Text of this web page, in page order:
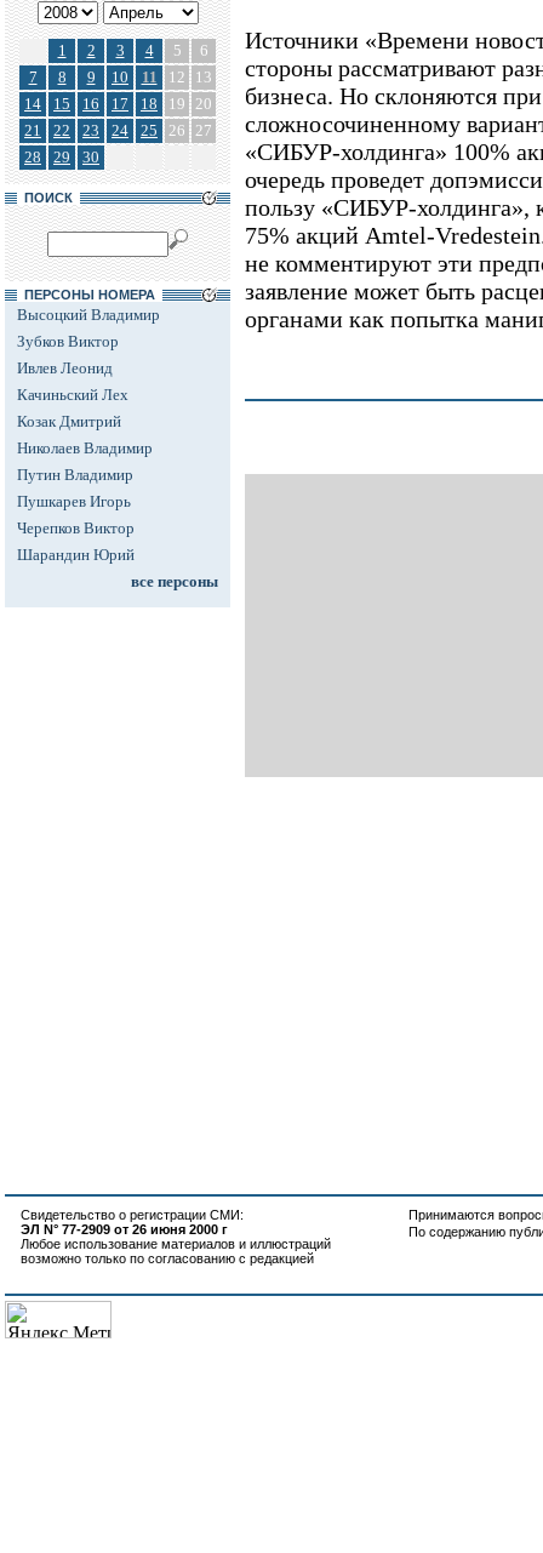
1 2 3 4 5
6
7
8 9 10 11 12
13
14
15 16 17 18 19 20
21
22 23 24 25 26 27
28
29 30
ПОИСК
ПЕРСОНЫ НОМЕРА
Высоцкий Владимир
Зубков Виктор
Ивлев Леонид
Качиньский Лех
Козак Дмитрий
Николаев Владимир
Путин Владимир
Пушкарев Игорь
Черепков Виктор
Шарандин Юрий
все персоны
Источники «Времени
стороны рассматривают
бизнеса. Но склоняются
сложносочиненному
«СИБУР-холдинга» 100%
очередь проведет
пользу «СИБУР-холдинга»,
75% акций Amtel-
не комментируют эти
заявление может быть
органами как попытка
Свидетельство о регистрации СМИ:
ЭЛ N° 77-2909 от 26 июня 2000 г
Любое использование материалов и иллюстраций
возможно только по согласованию с редакцией
Принимаются
По содержанию